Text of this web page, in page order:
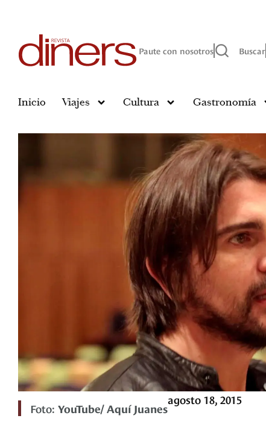
Paute con nosotros Buscar
Inicio Viajes Cultura Gastronomía
Foto: YouTube/ Aquí Juanes
agosto 18, 2015